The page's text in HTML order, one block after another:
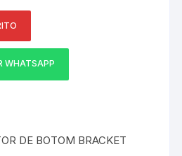
WHATSAPP
DE BOTOM BRACKET